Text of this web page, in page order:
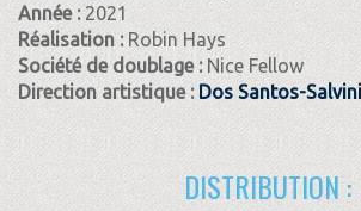
Année :2021
Réalisation :Robin Hays
Société de doublage :Nice Fellow
Direction artistique : Dos Santos-
DISTRIBUTION :